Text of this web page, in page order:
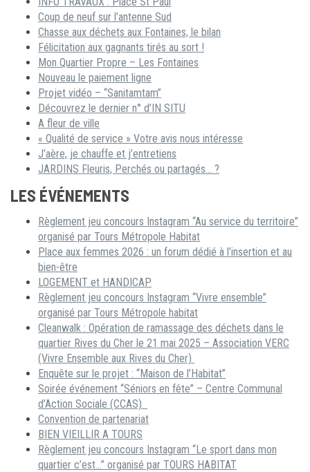
Coup de neuf sur l’antenne Sud
Chasse aux déchets aux Fontaines, le bilan
Félicitation aux gagnants tirés au sort !
Mon Quartier Propre – Les Fontaines
Nouveau le paiement ligne
Projet vidéo – “Sanitamtam”
Découvrez le dernier n° d’IN SITU
A fleur de ville
« Qualité de service » Votre avis nous intéresse
J’aère, je chauffe et j’entretiens
JARDINS Fleuris, Perchés ou partagés… ?
LES ÉVÉNEMENTS
Règlement jeu concours Instagram “Au service du territoire”
organisé par Tours Métropole Habitat
Place aux femmes 2026 : un forum dédié à l’insertion et au
bien-être
LOGEMENT et HANDICAP
Règlement jeu concours Instagram “Vivre ensemble”
organisé par Tours Métropole habitat
Cleanwalk : Opération de ramassage des déchets dans le
quartier Rives du Cher le 21 mai 2025 – Association VERC
(Vivre Ensemble aux Rives du Cher)
Enquête sur le projet : “Maison de l’Habitat”
Soirée événement “Séniors en fête” – Centre Communal
d’Action Sociale (CCAS)
Convention de partenariat
BIEN VIEILLIR A TOURS
Règlement jeu concours Instagram “Le sport dans mon
quartier c’est…” organisé par TOURS HABITAT